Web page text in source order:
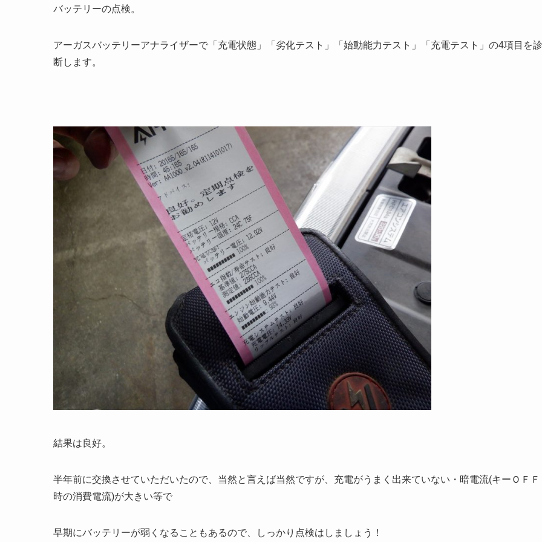
バッテリーの点検。
アーガスバッテリーアナライザーで「充電状態」「劣化テスト」「始動能力テスト」「充電テスト」の4項目を診
断します。
結果は良好。
半年前に交換させていただいたので、当然と言えば当然ですが、充電がうまく出来ていない・暗電流(キーＯＦＦ
時の消費電流)が大きい等で
早期にバッテリーが弱くなることもあるので、しっかり点検はしましょう！